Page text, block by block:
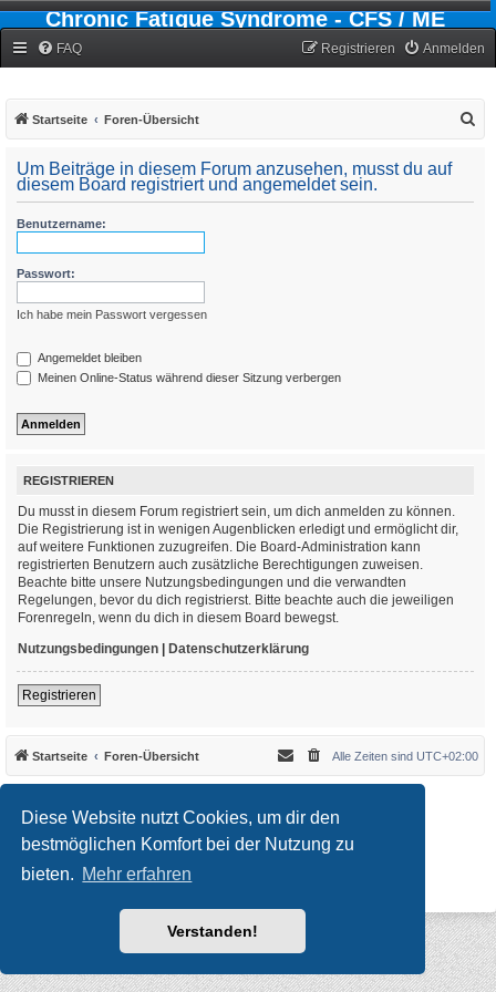
Diese Website nutzt Cookies, um dir den
bestmöglichen Komfort bei der Nutzung zu
bieten. Mehr erfahren
Verstanden!
Chronic Fatigue Syndrome - CFS / ME
FAQ Anmelden
Registrieren
Startseite Foren-Übersicht
Um Beiträge in diesem Forum anzusehen, musst du auf
diesem Board registriert und angemeldet sein.
Benutzername:
Passwort:
Ich habe mein Passwort vergessen
Angemeldet bleiben
Meinen Online-Status während dieser Sitzung verbergen
REGISTRIEREN
Du musst in diesem Forum registriert sein, um dich anmelden zu können.
Die Registrierung ist in wenigen Augenblicken erledigt und ermöglicht dir,
auf weitere Funktionen zuzugreifen. Die Board-Administration kann
registrierten Benutzern auch zusätzliche Berechtigungen zuweisen.
Beachte bitte unsere Nutzungsbedingungen und die verwandten
Regelungen, bevor du dich registrierst. Bitte beachte auch die jeweiligen
Forenregeln, wenn du dich in diesem Board bewegst.
Nutzungsbedingungen | Datenschutzerklärung
Registrieren
Startseite Foren-Übersicht Alle Zeiten sind UTC+02:00
Updated to 3.3.x by
MannixMD
*Style version: 3.4.10
Powered byphpBB ® Forum Software © phpBB Limited
Datenschutz